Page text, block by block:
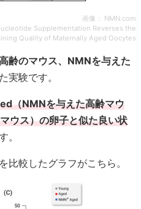
画像：
NMN.com
Supplementation Reverses the
Quality of Maternally Aged Oocytes
齢のマウス、NMNを与えた
実験です。
（NMNを与えた高齢マウ
ウス）の卵子と似た良い状
。
比較したグラフがこちら。